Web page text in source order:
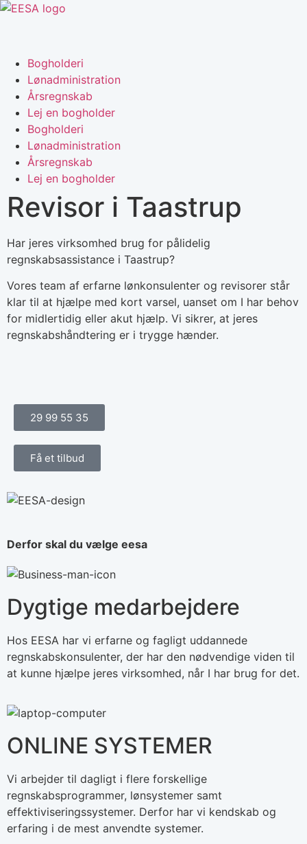
Bogholderi
Lønadministration
Årsregnskab
Lej en bogholder
Bogholderi
Lønadministration
Årsregnskab
Lej en bogholder
Revisor i Taastrup
Har jeres virksomhed brug for pålidelig
regnskabsassistance i Taastrup?
Vores team af erfarne lønkonsulenter og revisorer står
klar til at hjælpe med kort varsel, uanset om I har behov
for midlertidig eller akut hjælp. Vi sikrer, at jeres
regnskabshåndtering er i trygge hænder.
29 99 55 35
Få et tilbud
Derfor skal du vælge eesa
Dygtige medarbejdere
Hos EESA har vi erfarne og fagligt uddannede
regnskabskonsulenter, der har den nødvendige viden til
at kunne hjælpe jeres virksomhed, når I har brug for det.
ONLINE SYSTEMER
Vi arbejder til dagligt i flere forskellige
regnskabsprogrammer, lønsystemer samt
effektiviseringssystemer. Derfor har vi kendskab og
erfaring i de mest anvendte systemer.